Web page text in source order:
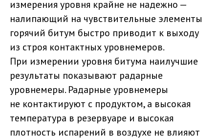
измерения уровня крайне не надежно —
налипающий на чувствительные элементы
горячий битум быстро приводит к выходу
из строя контактных уровнемеров.
При измерении уровня битума наилучшие
результаты показывают радарные
уровнемеры. Радарные уровнемеры
не контактируют с продуктом, а высокая
температура в резервуаре и высокая
плотность испарений в воздухе не влияют